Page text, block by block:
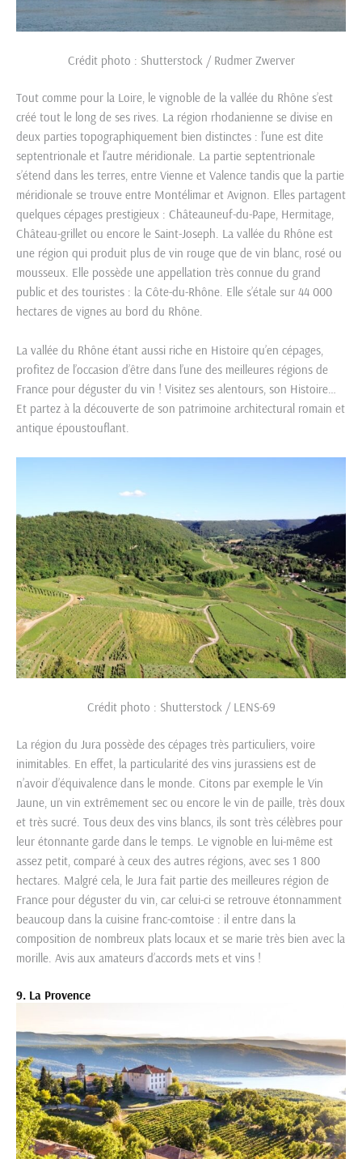
Crédit photo : Shutterstock / Rudmer Zwerver
Tout comme pour la Loire, le vignoble de la vallée du Rhône s’est
créé tout le long de ses rives. La région rhodanienne se divise en
deux parties topographiquement bien distinctes : l’une est dite
septentrionale et l’autre méridionale. La partie septentrionale
s’étend dans les terres, entre Vienne et Valence tandis que la partie
méridionale se trouve entre Montélimar et Avignon. Elles partagent
quelques cépages prestigieux : Châteauneuf-du-Pape, Hermitage,
Château-grillet ou encore le Saint-Joseph. La vallée du Rhône est
une région qui produit plus de vin rouge que de vin blanc, rosé ou
mousseux. Elle possède une appellation très connue du grand
public et des touristes : la Côte-du-Rhône. Elle s’étale sur 44 000
hectares de vignes au bord du Rhône.
La vallée du Rhône étant aussi riche en Histoire qu’en cépages,
profitez de l’occasion d’être dans l’une des meilleures régions de
France pour déguster du vin ! Visitez ses alentours, son Histoire…
Et partez à la découverte de son patrimoine architectural romain et
antique époustouflant.
Crédit photo : Shutterstock / LENS-69
La région du Jura possède des cépages très particuliers, voire
inimitables. En effet, la particularité des vins jurassiens est de
n’avoir d’équivalence dans le monde. Citons par exemple le Vin
Jaune, un vin extrêmement sec ou encore le vin de paille, très doux
et très sucré. Tous deux des vins blancs, ils sont très célèbres pour
leur étonnante garde dans le temps. Le vignoble en lui-même est
assez petit, comparé à ceux des autres régions, avec ses 1 800
hectares. Malgré cela, le Jura fait partie des meilleures région de
France pour déguster du vin, car celui-ci se retrouve étonnamment
beaucoup dans la cuisine franc-comtoise : il entre dans la
composition de nombreux plats locaux et se marie très bien avec la
morille. Avis aux amateurs d’accords mets et vins !
9. La Provence